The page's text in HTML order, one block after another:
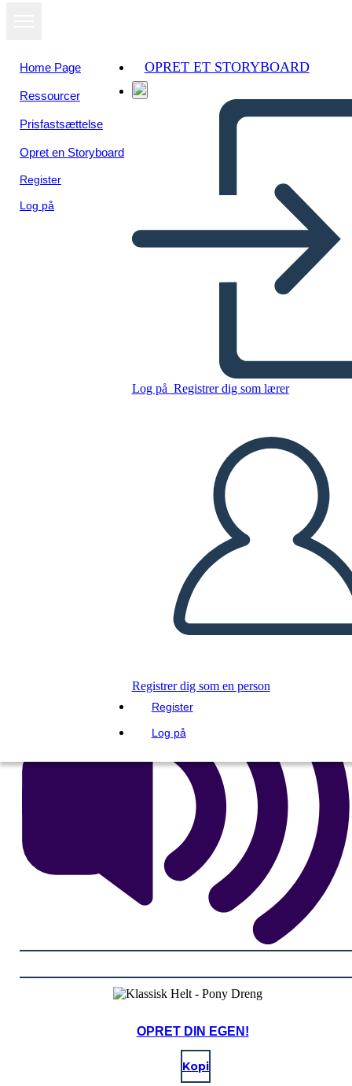
Home Page
Ressourcer
Prisfastsættelse
Opret en Storyboard
Register
Log på
OPRET ET STORYBOARD
Log på Registrer dig som lærer
Registrer dig som en person
Register
Log på
Klassisk Helt - Pony Dreng
Kopier dette storyboard
LAVE ET STORYBOARD
AFSPIL DIASSHOW
LÆS FOR MIG
OPRET DIN EGEN!
Kopi